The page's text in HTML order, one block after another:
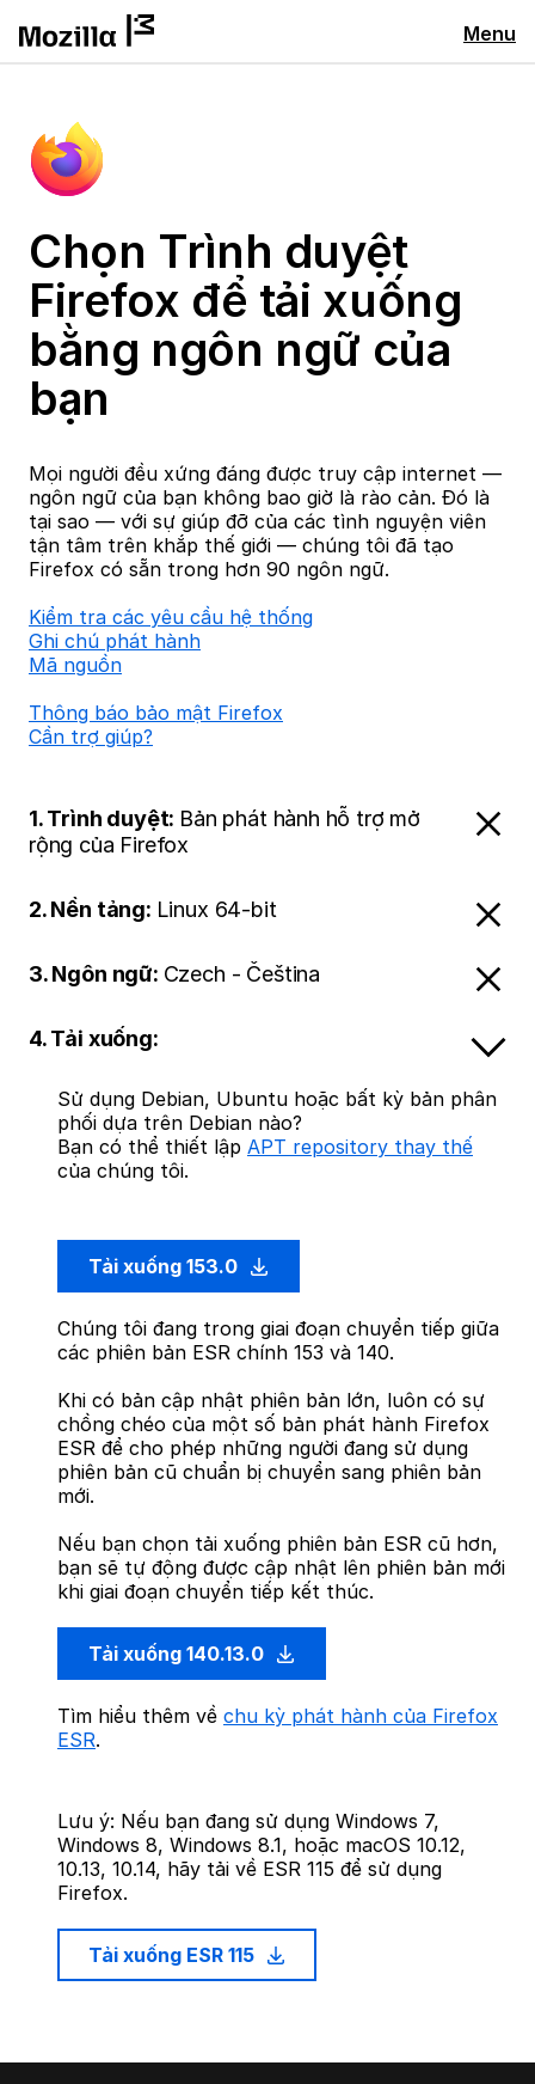
Menu
Chọn Trình duyệt
Firefox để tải xuống
bằng ngôn ngữ của
bạn
Mọi người đều xứng đáng được truy cập internet —
ngôn ngữ của bạn không bao giờ là rào cản. Đó là
tại sao — với sự giúp đỡ của các tình nguyện viên
tận tâm trên khắp thế giới — chúng tôi đã tạo
Firefox có sẵn trong hơn 90 ngôn ngữ.
Kiểm tra các yêu cầu hệ thống
Ghi chú phát hành
Mã nguồn
Thông báo bảo mật Firefox
Cần trợ giúp?
1. Trình duyệt: Bản phát hành hỗ trợ mở
rộng của Firefox
2. Nền tảng: Linux 64-bit
3. Ngôn ngữ: Czech - Čeština
4. Tải xuống:
Sử dụng Debian, Ubuntu hoặc bất kỳ bản phân
phối dựa trên Debian nào?
Bạn có thể thiết lập APT repository thay thế
của chúng tôi.
Tải xuống 153.0
Chúng tôi đang trong giai đoạn chuyển tiếp giữa
các phiên bản ESR chính 153 và 140.
Khi có bản cập nhật phiên bản lớn, luôn có sự
chồng chéo của một số bản phát hành Firefox
ESR để cho phép những người đang sử dụng
phiên bản cũ chuẩn bị chuyển sang phiên bản
mới.
Nếu bạn chọn tải xuống phiên bản ESR cũ hơn,
bạn sẽ tự động được cập nhật lên phiên bản mới
khi giai đoạn chuyển tiếp kết thúc.
Tải xuống 140.13.0
Tìm hiểu thêm về chu kỳ phát hành của Firefox
ESR.
Lưu ý: Nếu bạn đang sử dụng Windows 7,
Windows 8, Windows 8.1, hoặc macOS 10.12,
10.13, 10.14, hãy tải về ESR 115 để sử dụng
Firefox.
Tải xuống ESR 115